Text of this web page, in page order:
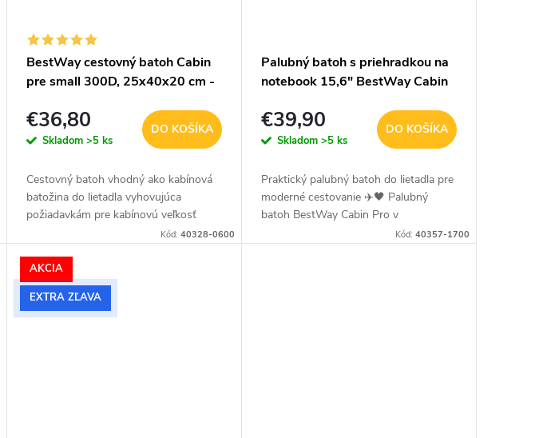
BestWay cestovný batoh Cabin
pre small 300D, 25x40x20 cm -
€36,80
Skladom >5 ks
DO KOŠÍKA
Cestovný batoh vhodný ako kabínová
batožina do lietadla vyhovujúca
požiadavkám pre kabínovú veľkosť
batožiny väčšiny leteckých spoločností.
Kód: 40328-0600
Palubný batoh s priehradkou na
notebook 15,6" BestWay Cabin
€39,90
Skladom >5 ks
DO KOŠÍKA
Praktický palubný batoh do lietadla pre
moderné cestovanie ✈️🖤 Palubný
batoh BestWay Cabin Pro v
elegantnom tmavosivom prevedení s
Kód: 40357-1700
AKCIA
EXTRA ZĽAVA